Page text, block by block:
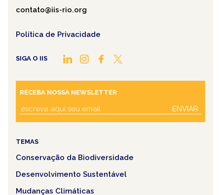
contato@iis-rio.org
Política de Privacidade
SIGA O IIS
RECEBA NOSSA NEWSLETTER
ENVIAR
TEMAS
Conservação da Biodiversidade
Desenvolvimento Sustentável
Mudanças Climáticas